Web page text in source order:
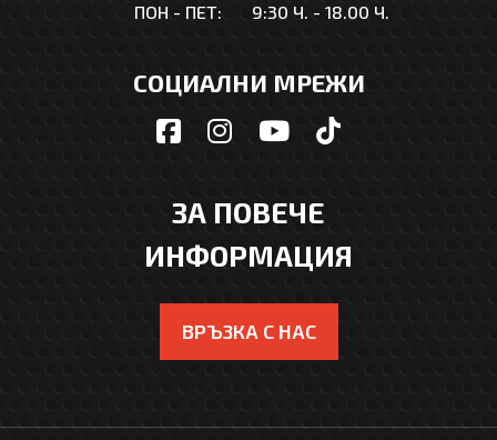
ПОН - ПЕТ: 9:30 Ч. - 18.00 Ч.
СОЦИАЛНИ МРЕЖИ
ЗА ПОВЕЧЕ
ИНФОРМАЦИЯ
ВРЪЗКА С НАС